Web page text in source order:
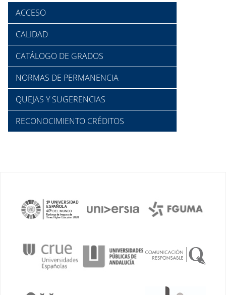
ACCESO
CALIDAD
CATÁLOGO DE GRADOS
NORMAS DE PERMANENCIA
QUEJAS Y SUGERENCIAS
RECONOCIMIENTO CRÉDITOS